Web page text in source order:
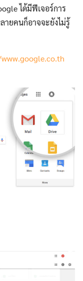
ได้มีฟีเจอร์การ
ายคนก็อาจจะยังไม่รู้